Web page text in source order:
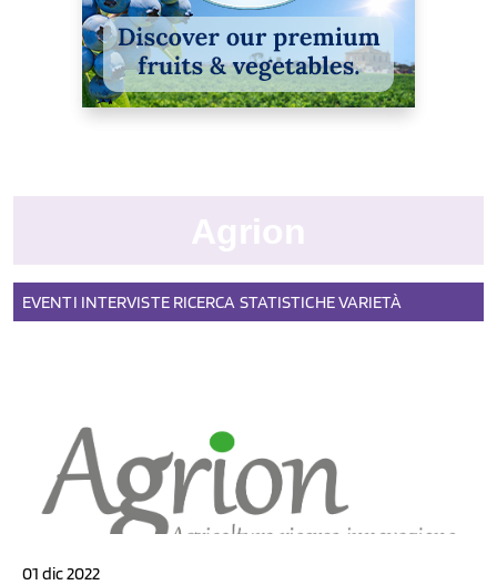
EVENTI INTERVISTE RICERCA STATISTICHEVARIETÀ
01 dic 2022